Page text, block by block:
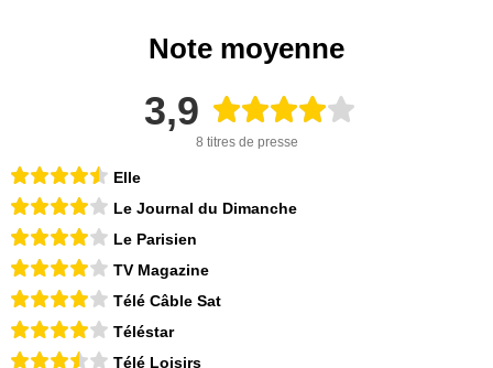
Note moyenne
3,9
8 titres de presse
Elle
Le Journal du Dimanche
Le Parisien
TV Magazine
Télé Câble Sat
Téléstar
Télé Loisirs